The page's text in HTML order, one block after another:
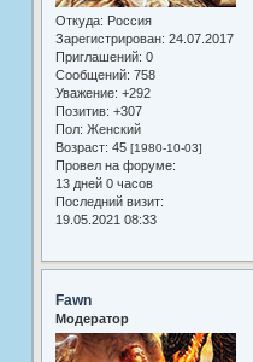
Откуда: Россия
Зарегистрирован: 24.07.2017
Приглашений: 0
Сообщений: 758
Уважение: +292
Позитив: +307
Пол: Женский
Возраст: 45 [1980-10-03]
Провел на форуме:
13 дней 0 часов
Последний визит:
19.05.2021 08:33
Fawn
Модератор